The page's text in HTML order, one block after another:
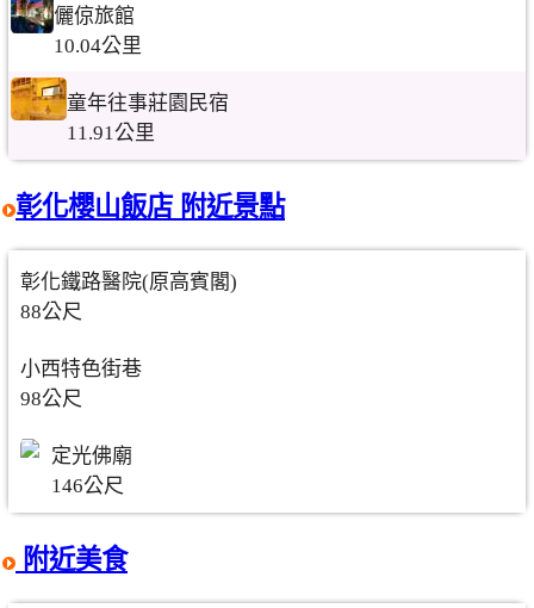
儷倞旅館
10.04公里
童年往事莊園民宿
11.91公里
彰化櫻山飯店 附近景點
彰化鐵路醫院(原高賓閣)
88公尺
小西特色街巷
98公尺
定光佛廟
146公尺
附近美食